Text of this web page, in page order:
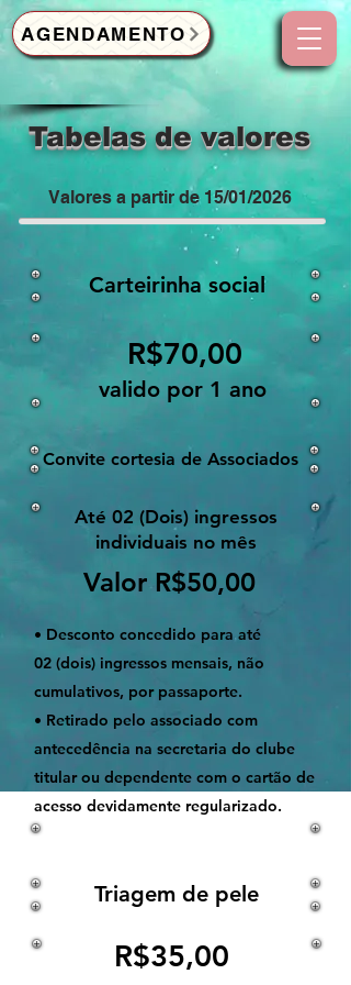
AGENDAMENTO
Tabelas de valores
Valores a partir de 15/01/2026
Carteirinha social
R$70,00
valido por 1 ano
Convite cortesia de Associados
Até 02 (Dois) ingressos
individuais no mês
Valor R$50,00
• Desconto concedido para até
02 (dois) ingressos mensais, não
cumulativos, por passaporte.
• Retirado pelo associado com
antecedência na secretaria do clube
titular ou dependente com o cartão de
acesso devidamente regularizado.
Triagem de pele
R$35,00